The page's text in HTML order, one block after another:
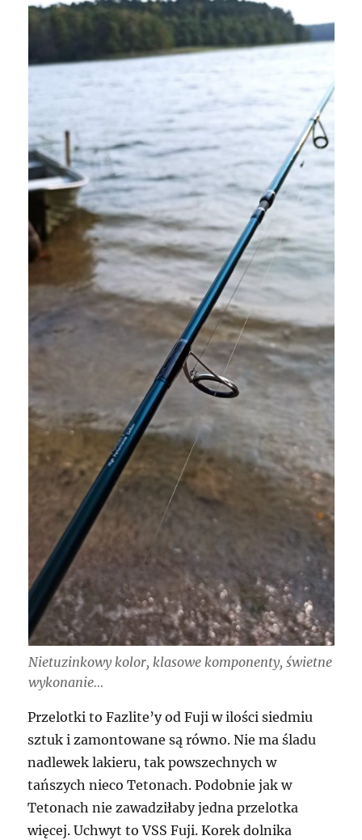
Nietuzinkowy kolor, klasowe komponenty, świetne
wykonanie…
Przelotki to Fazlite’y od Fuji w ilości siedmiu
sztuk i zamontowane są równo. Nie ma śladu
nadlewek lakieru, tak powszechnych w
tańszych nieco Tetonach. Podobnie jak w
Tetonach nie zawadziłaby jedna przelotka
więcej. Uchwyt to VSS Fuji. Korek dolnika